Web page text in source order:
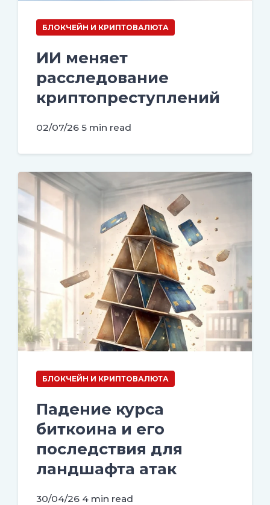
БЛОКЧЕЙН И КРИПТОВАЛЮТА
ИИ меняет
расследование
криптопреступлений
02/07/26 5 min read
БЛОКЧЕЙН И КРИПТОВАЛЮТА
Падение курса
биткоина и его
последствия для
ландшафта атак
30/04/26 4 min read